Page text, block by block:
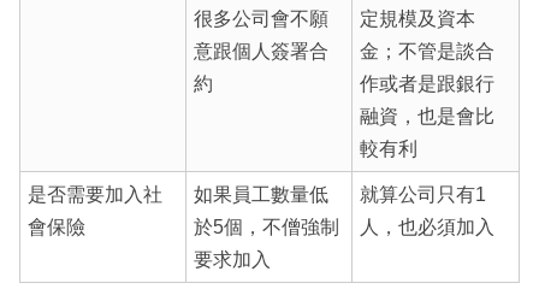
很多公司會不願
意跟個人簽署合
約
定規模及資本
金；不管是談合
作或者是跟銀行
融資，也是會比
較有利
是否需要加入社
會保險
如果員工數量低
於5個，不僧強制
要求加入
就算公司只有1
人，也必須加入